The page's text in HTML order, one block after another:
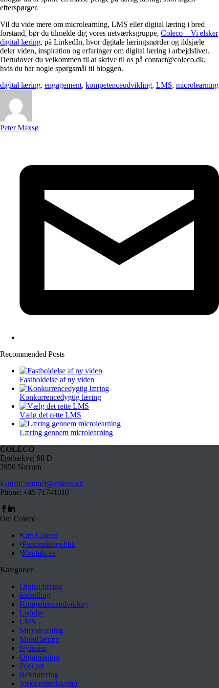
efterspørger.
Vil du vide mere om microlearning, LMS eller digital læring i bred
forstand, bør du tilmelde dig vores netværksgruppe, Coleco – Vi elsker
digital læring, på LinkedIn, hvor digitale læringsnørder og ildsjæle
deler viden, inspiration og erfaringer om digital læring i arbejdslivet.
Derudover du velkommen til at skrive til os på contact@coleco.dk,
hvis du har nogle spørgsmål til bloggen.
digital læring, engagement, kompetenceudvikling, LMS, microlearning
Peter Maxsø
Recommended Posts
Fastholdelse af ny viden
Konkurrencedygtig læring
Vælg det rette LMS
Læring gennem microlearning
COLECO
Egebækvej 98 D
2850 Nærum
E-mail: contact@coleco.dk
Phone: +45 71741010
Om Coleco
Om Coleco
Persondatapolitik
Kontakt os
Kategorier
Digital læring
Indstilling
Kompetenceudvikling
Ledelse
LMS
Microlearning
Mobil læring
Nyheder
Organisation
Podcast
Rekruttering
Virksomhedskultur